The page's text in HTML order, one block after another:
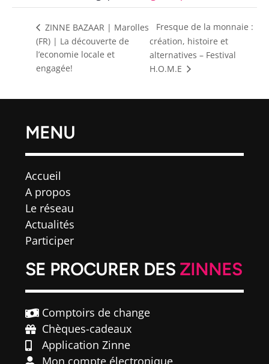
ZINNE BAZAAR | Marolles
(FR) | La découverte de
l’economie locale et
engagée!
Fresque de la monnaie :
création, histoire et
alternatives – Festival
H.O.M.E
MENU
Accueil
A propos
Le réseau
Actualités
Participer
SE PROCURER DES ZINNES
Comptoirs de change
Chèques-cadeaux
Application Zinne
Mon compte électronique